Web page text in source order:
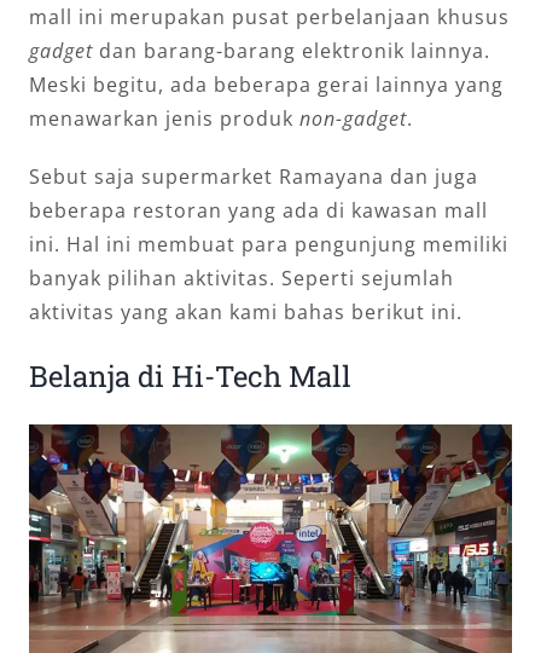
mall ini merupakan pusat perbelanjaan khusus
gadget dan barang-barang elektronik lainnya.
Meski begitu, ada beberapa gerai lainnya yang
menawarkan jenis produk non-gadget.
Sebut saja supermarket Ramayana dan juga
beberapa restoran yang ada di kawasan mall
ini. Hal ini membuat para pengunjung memiliki
banyak pilihan aktivitas. Seperti sejumlah
aktivitas yang akan kami bahas berikut ini.
Belanja di Hi-Tech Mall